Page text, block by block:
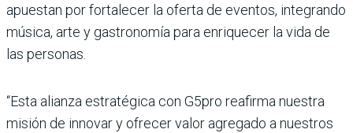
apuestan por fortalecer la oferta de eventos, integrando
música, arte y gastronomía para enriquecer la vida de
las personas.
“Esta alianza estratégica con G5pro reafirma nuestra
misión de innovar y ofrecer valor agregado a nuestros